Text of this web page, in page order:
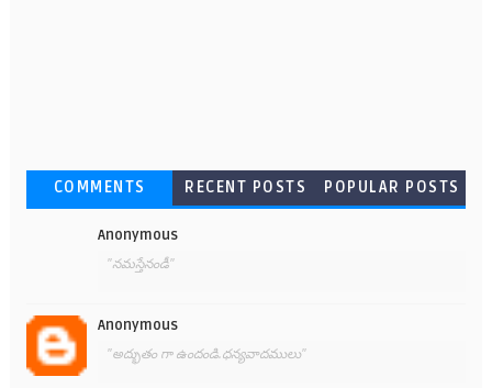
COMMENTS RECENT POSTS POPULAR POSTS
Anonymous
"నమస్తేనండీ"
Anonymous
"అద్భుతం గా ఉందండి.ధన్యవాదములు"